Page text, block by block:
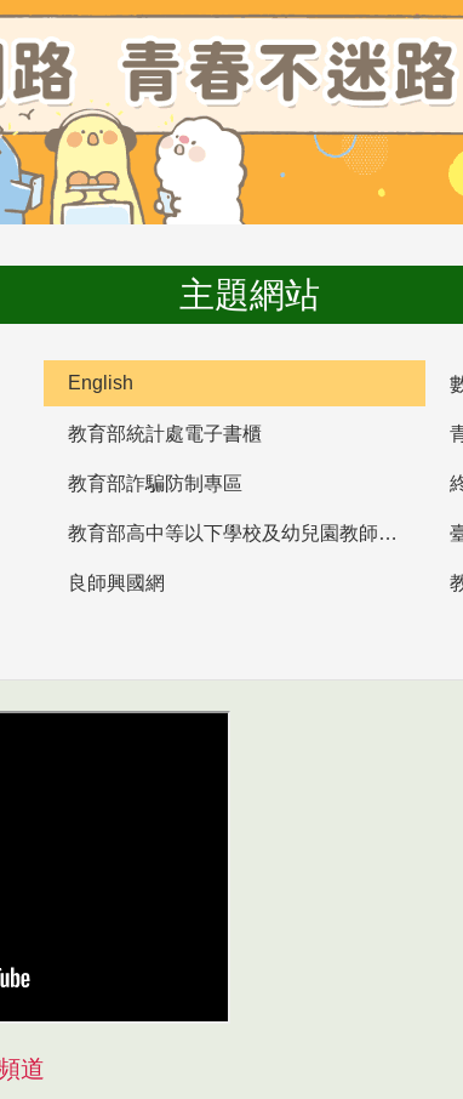
主題網站
English
教育部統計處電子書櫃
教育部詐騙防制專區
教育部高中等以下學校及幼兒園教師資格檢定考試
良師興國網
道